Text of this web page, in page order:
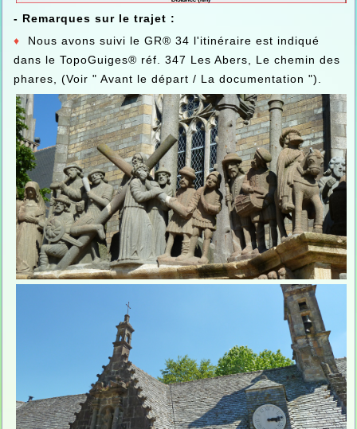
- Remarques sur le trajet :
♦ Nous avons suivi le GR® 34 l'itinéraire est indiqué
dans le TopoGuiges® réf. 347 Les Abers, Le chemin des
phares, (Voir " Avant le départ / La documentation ").